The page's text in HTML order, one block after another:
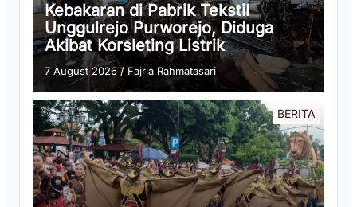
Kebakaran di Pabrik Tekstil
Unggulrejo Purworejo, Diduga
Akibat Korsleting Listrik
7 August 2026/ Fajria Rahmatasari
BERITA